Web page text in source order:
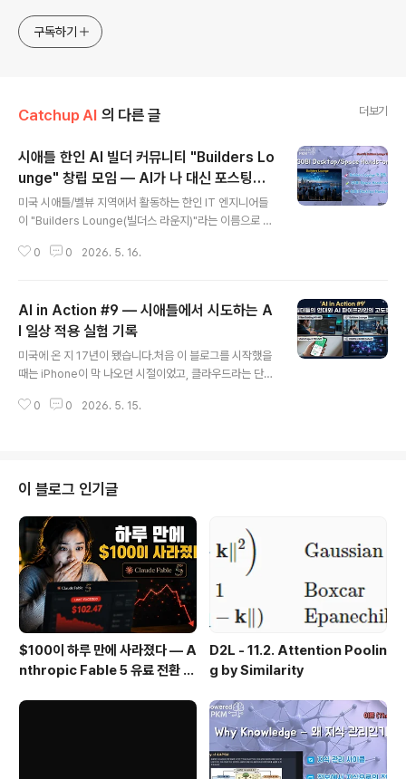
사용되는 툴들에 대해 많은 분들과 정보를 공유하고 싶습니다.
구독하기
Catchup AI 의 다른 글 더보기
시애틀 한인 AI 빌더 커뮤니티 "Builders Lo
unge" 창립 모임 — AI가 나 대신 포스팅하
는 시대가 열렸다
미국 시애틀/벨뷰 지역에서 활동하는 한인 IT 엔지니어들
이 "Builders Lounge(빌더스 라운지)"라는 이름으로 첫
아시겠지만, 저는 17년 전 미국에 처음 왔을 때부터 여기서
Builders Lounge란? 시애틀/벨뷰 지역을 중심으로 활동
하는 한인 AI 빌더들의 모임입니다.단순히 AI 소식을 공유
하는 스터디가 아니라, 각자가 AI로 만들고 있는 프로젝트
를 직접 들고 와서 함께 실험하고 피드백을 나누는 자리입
니다.■ 첫 모임에서 무엇을 했나? 이번 첫 모임의 핵심은
GOBI Space와 GOBI Desktop 실습이었습니..
0 0 2026. 5. 16.
AI in Action #9 — 시애틀에서 시도하는 A
I 일상 적용 실험 기록
미국에 온 지 17년이 됐습니다.처음 이 블로그를 시작했을
때는 iPhone이 막 나오던 시절이었고, 클라우드라는 단어
어, 빅데이터, 딥러닝… 수많은 기술의 파도가 지나갔는데,
AI in Action 라이브 방송을 진행하고 있고, 이번 9회 방
송 요약 영상을 유튜브에 올렸습니다. 이 글에서는 영상에
담긴 주요 실험들과 그 과정에서 배운 것들을 공유합니다.1.
영상 자체가 실험이다 — 완전 자동화 영상 제작 파이프라
인이번 AI in Action #9 요약 영상은 처음부터 끝까..
0 0 2026. 5. 15.
이 블로그 인기글
$100이 하루 만에 사라졌다 — A
nthropic Fable 5 유료 전환 사
D2L - 11.2. Attention Poolin
g by Similarity